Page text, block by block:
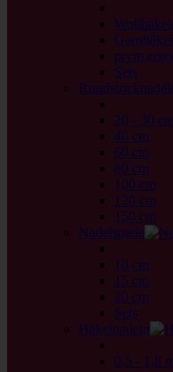
Sets
20 - 30 cm
40 cm
60 cm
80 cm
100 cm
120 cm
150 cm
Nadelspiele
10 cm
15 cm
20 cm
Sets
Häkelnadeln
0,5 - 1,8